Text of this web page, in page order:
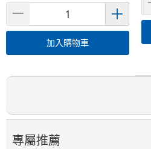
加入購物車
專屬推薦